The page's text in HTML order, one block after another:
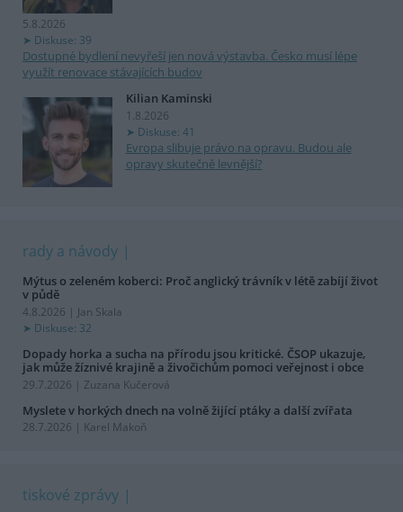
5.8.2026
Diskuse: 39
Dostupné bydlení nevyřeší jen nová výstavba. Česko musí lépe
využít renovace stávajících budov
Kilian Kaminski
1.8.2026
Diskuse: 41
Evropa slibuje právo na opravu. Budou ale
opravy skutečně levnější?
rady a návody
Mýtus o zeleném koberci: Proč anglický trávník v létě zabíjí život
v půdě
4.8.2026 | Jan Skala
Diskuse: 32
Dopady horka a sucha na přírodu jsou kritické. ČSOP ukazuje,
jak může žíznivé krajině a živočichům pomoci veřejnost i obce
29.7.2026 | Zuzana Kučerová
Myslete v horkých dnech na volně žijící ptáky a další zvířata
28.7.2026 | Karel Makoň
tiskové zprávy